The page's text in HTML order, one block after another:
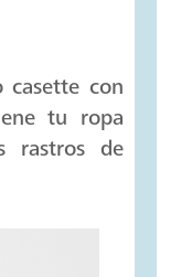
casette con
tu ropa
rastros de